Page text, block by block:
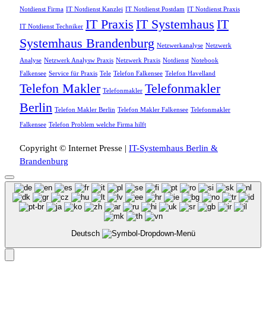
Notdienst Firma IT Notdienst Kanzlei IT Notdienst Postdam IT Notdienst Praxis
IT Notdienst Techniker IT Praxis IT Systemhaus IT
Systemhaus Brandenburg Netzwerkanalyse Netzwerk
Analyse Netzwerk Analysw Praxis Netzwerk Praxis Notdienst Notebook
Falkensee Service für Praxis Tele Telefon Falkensee Telefon Havelland
Telefon Makler Telefonmakler Telefonmakler
Berlin Telefon Makler Berlin Telefon Makler Falkensee Telefonmakler
Falkensee Telefon Problem welche Firma hilft
Copyright © Internet Presse | IT-Systemhaus Berlin &
Brandenburg
Deutsch